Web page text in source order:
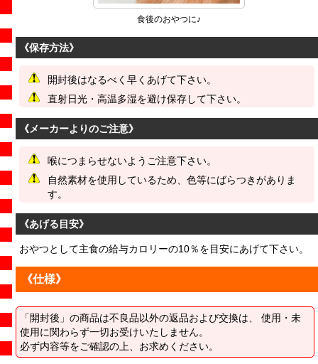
食後のおやつに♪
《保存方法》
開封後はなるべく早くあげて下さい。
直射日光・高温多湿を避け保存して下さい。
《メーカーよりのご注意》
喉につまらせないようご注意下さい。
自然素材を使用しているため、色等にばらつきがありま
す。
《あげる目安》
おやつとして主食の給与カロリーの10％を目安にあげて下さい。
《仕様》
「開封後」の商品は不良品以外の返品および交換は、 使用・未
使用に関わらず一切お受けいたしません。
必ず内容等をご確認の上、お求めください。